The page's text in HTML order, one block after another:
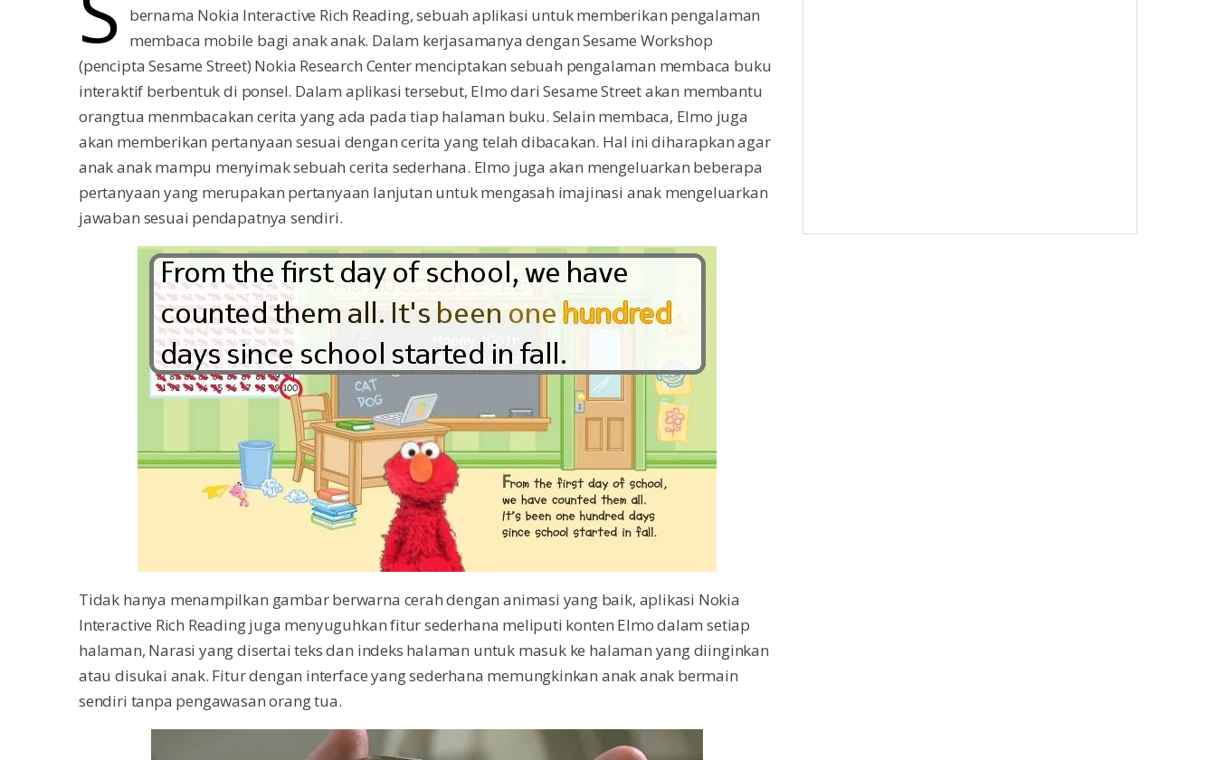
bernama Nokia Interactive Rich Reading, sebuah aplikasi untuk memberikan pengalaman
membaca mobile bagi anak anak. Dalam kerjasamanya dengan Sesame Workshop
(pencipta Sesame Street) Nokia Research Center menciptakan sebuah pengalaman membaca buku
interaktif berbentuk di ponsel. Dalam aplikasi tersebut, Elmo dari Sesame Street akan membantu
orangtua menmbacakan cerita yang ada pada tiap halaman buku. Selain membaca, Elmo juga
akan memberikan pertanyaan sesuai dengan cerita yang telah dibacakan. Hal ini diharapkan agar
anak anak mampu menyimak sebuah cerita sederhana. Elmo juga akan mengeluarkan beberapa
pertanyaan yang merupakan pertanyaan lanjutan untuk mengasah imajinasi anak mengeluarkan
jawaban sesuai pendapatnya sendiri.
Tidak hanya menampilkan gambar berwarna cerah dengan animasi yang baik, aplikasi Nokia
Interactive Rich Reading juga menyuguhkan fitur sederhana meliputi konten Elmo dalam setiap
halaman, Narasi yang disertai teks dan indeks halaman untuk masuk ke halaman yang diinginkan
atau disukai anak. Fitur dengan interface yang sederhana memungkinkan anak anak bermain
sendiri tanpa pengawasan orang tua.